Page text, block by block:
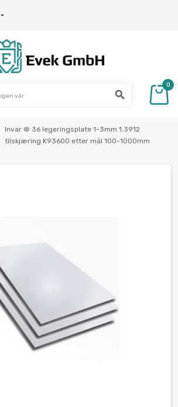

search
0
Invar ® 36 legeringsplate 1-3mm 1.3912
tilskjæring K93600 etter mål 100-1000mm